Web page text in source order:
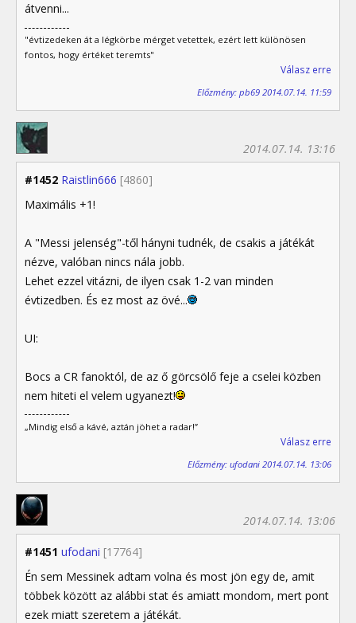
átvenni...
"évtizedeken át a légkörbe mérget vetettek, ezért lett különösen
fontos, hogy értéket teremts"
Válasz erre
Előzmény: pb69 2014.07.14. 11:59
#1452 Raistlin666 [4860]
2014.07.14. 13:16
Maximális +1!
A "Messi jelenség"-től hányni tudnék, de csakis a játékát
nézve, valóban nincs nála jobb.
Lehet ezzel vitázni, de ilyen csak 1-2 van minden
évtizedben. És ez most az övé...
UI:
Bocs a CR fanoktól, de az ő görcsölő feje a cselei közben
nem hiteti el velem ugyanezt!
„Mindig első a kávé, aztán jöhet a radar!”
Válasz erre
Előzmény: ufodani 2014.07.14. 13:06
#1451 ufodani [17764]
2014.07.14. 13:06
Én sem Messinek adtam volna és most jön egy de, amit
többek között az alábbi stat és amiatt mondom, mert pont
ezek miatt szeretem a játékát.